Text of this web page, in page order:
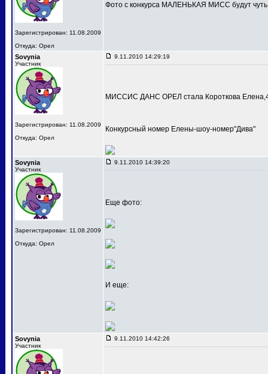
Зарегистрирован: 11.08.2009
Откуда: Орел
Фото с конкурса МАЛЕНЬКАЯ МИСС будут
Sovynia
Участник
Зарегистрирован: 11.08.2009
Откуда: Орел
9.11.2010 14:29:19
МИССИС ДАНС ОРЕЛ стала Короткова
Конкурсный номер Елены-шоу-номер"Дива"
Sovynia
Участник
Зарегистрирован: 11.08.2009
Откуда: Орел
9.11.2010 14:39:20
Еще фото:
И еще:
Sovynia
Участник
9.11.2010 14:42:26